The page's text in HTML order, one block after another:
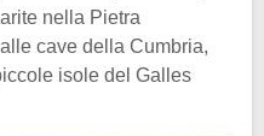
nella Pietra
cave della Cumbria,
isole del Galles